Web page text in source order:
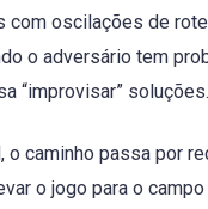
com oscilações de
o adversário tem
“improvisar” soluções.
o caminho passa por
o jogo para o